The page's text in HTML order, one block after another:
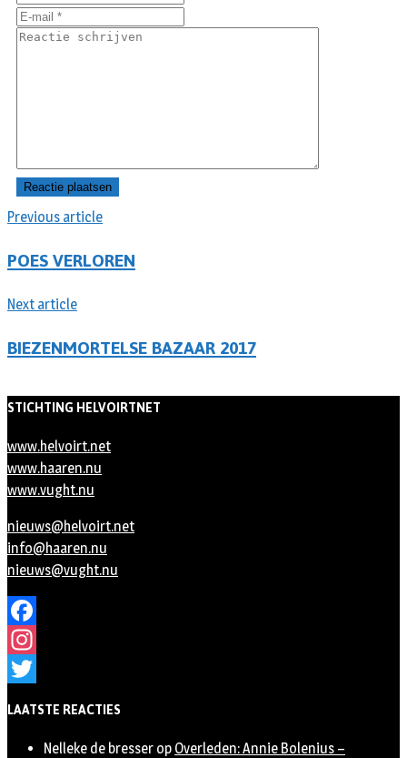
Previous article
POES VERLOREN
Next article
BIEZENMORTELSE BAZAAR 2017
STICHTING HELVOIRTNET
www.helvoirt.net
www.haaren.nu
www.vught.nu
nieuws@helvoirt.net
info@haaren.nu
nieuws@vught.nu
Facebook
Instagram
LAATSTE REACTIES
Nelleke de bresser op Overleden: Annie Bolenius –